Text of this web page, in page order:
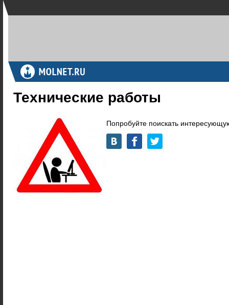
Технические работы
Попробуйте поискать